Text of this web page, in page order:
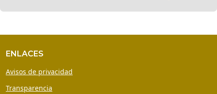
ENLACES
Avisos de privacidad
Transparencia